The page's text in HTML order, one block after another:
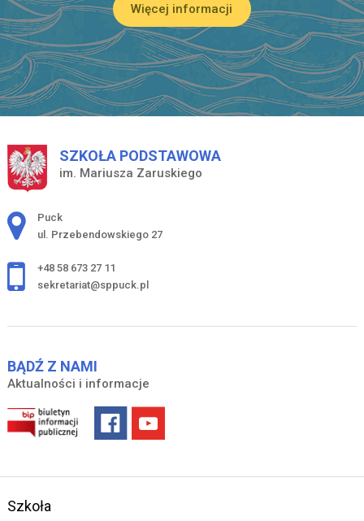
Więcej informacji
SZKOŁA PODSTAWOWA
im. Mariusza Zaruskiego
Adres pocztowy:
Puck
ul. Przebendowskiego 27
+48 58 673 27 11
sekretariat@sppuck.pl
BĄDŹ Z NAMI
Aktualności i informacje
Szkoła